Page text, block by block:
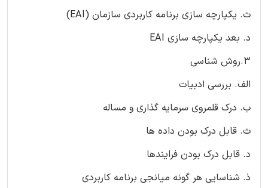
ث. یکپارچه سازی برنامه کاربردی سازمان (EAI)
د. بعد یکپارچه سازی EAI
3.روش شناسی
الف. بررسی ادبیات
ب. درک قلمروی سرمایه گذاری و مساله
ث. قابل درک بودن داده ها
د. قابل درک بودن فرایندها
ذ. شناسایی هر گونه میانجی برنامه کاربردی